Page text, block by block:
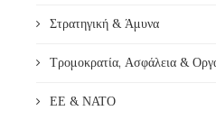
Στρατηγική & Άμυνα
Τρομοκρατία, Ασφάλεια &
ΕΕ & ΝΑΤΟ